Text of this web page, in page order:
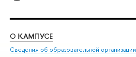
О КАМПУСЕ
Сведения об образовательной организации